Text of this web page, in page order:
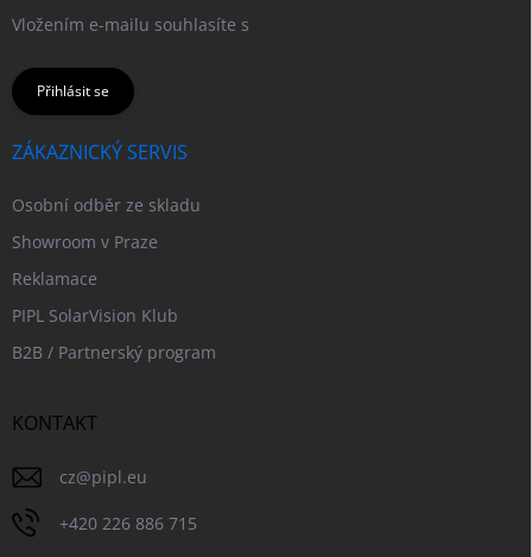
Vložením e-mailu souhlasíte s
Přihlásit se
ZÁKAZNICKÝ SERVIS
Osobní odběr ze skladu
Showroom v Praze
Reklamace
PIPL SolarVision Klub
B2B / Partnerský program
KONTAKT
cz@pipl.eu
+420 226 886 715